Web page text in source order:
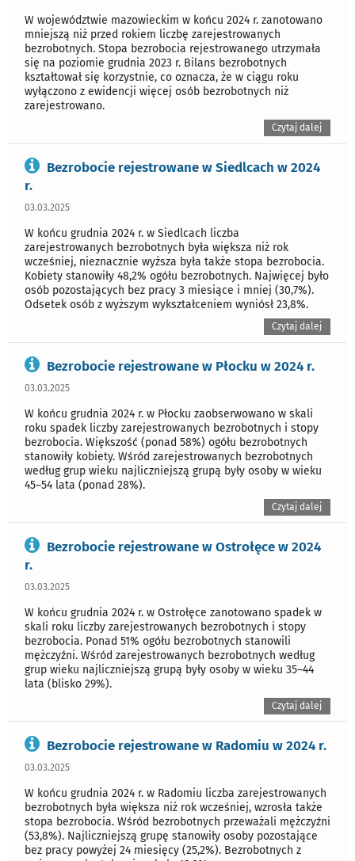
W województwie mazowieckim w końcu 2024 r. zanotowano
mniejszą niż przed rokiem liczbę zarejestrowanych
bezrobotnych. Stopa bezrobocia rejestrowanego utrzymała
się na poziomie grudnia 2023 r. Bilans bezrobotnych
kształtował się korzystnie, co oznacza, że w ciągu roku
wyłączono z ewidencji więcej osób bezrobotnych niż
zarejestrowano.
Czytaj dalej
Bezrobocie rejestrowane w Siedlcach w 2024
r.
03.03.2025
W końcu grudnia 2024 r. w Siedlcach liczba
zarejestrowanych bezrobotnych była większa niż rok
wcześniej, nieznacznie wyższa była także stopa bezrobocia.
Kobiety stanowiły 48,2% ogółu bezrobotnych. Najwięcej było
osób pozostających bez pracy 3 miesiące i mniej (30,7%).
Odsetek osób z wyższym wykształceniem wyniósł 23,8%.
Czytaj dalej
Bezrobocie rejestrowane w Płocku w 2024 r.
03.03.2025
W końcu grudnia 2024 r. w Płocku zaobserwowano w skali
roku spadek liczby zarejestrowanych bezrobotnych i stopy
bezrobocia. Większość (ponad 58%) ogółu bezrobotnych
stanowiły kobiety. Wśród zarejestrowanych bezrobotnych
według grup wieku najliczniejszą grupą były osoby w wieku
45–54 lata (ponad 28%).
Czytaj dalej
Bezrobocie rejestrowane w Ostrołęce w 2024
r.
03.03.2025
W końcu grudnia 2024 r. w Ostrołęce zanotowano spadek w
skali roku liczby zarejestrowanych bezrobotnych i stopy
bezrobocia. Ponad 51% ogółu bezrobotnych stanowili
mężczyźni. Wśród zarejestrowanych bezrobotnych według
grup wieku najliczniejszą grupą były osoby w wieku 35–44
lata (blisko 29%).
Czytaj dalej
Bezrobocie rejestrowane w Radomiu w 2024 r.
03.03.2025
W końcu grudnia 2024 r. w Radomiu liczba zarejestrowanych
bezrobotnych była większa niż rok wcześniej, wzrosła także
stopa bezrobocia. Wśród bezrobotnych przeważali mężczyźni
(53,8%). Najliczniejszą grupę stanowiły osoby pozostające
bez pracy powyżej 24 miesięcy (25,2%). Bezrobotnych z